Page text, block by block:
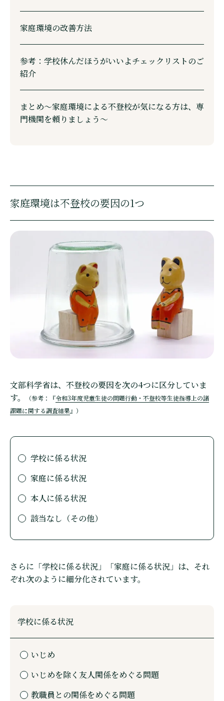
家庭環境の改善方法
参考：学校休んだほうがいいよチェックリストのご
紹介
まとめ～家庭環境による不登校が気になる方は、専
門機関を頼りましょう～
家庭環境は不登校の要因の1つ
文部科学省は、不登校の要因を次の4つに区分していま
す。
（参考：『令和3年度児童生徒の問題行動・不登校等生徒指導上の諸
課題に関する調査結果 』）
学校に係る状況
家庭に係る状況
本人に係る状況
該当なし（その他）
さらに「学校に係る状況」「家庭に係る状況」は、それ
ぞれ次のように細分化されています。
学校に係る状況
いじめ
いじめを除く友人関係をめぐる問題
教職員との関係をめぐる問題